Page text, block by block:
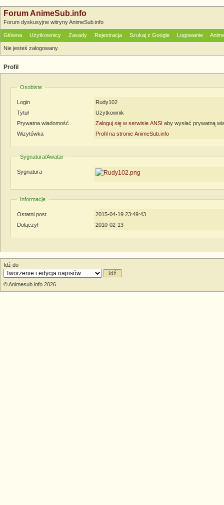
Forum AnimeSub.info
Forum dyskusyjne witryny AnimeSub.info
Główna Użytkownicy Zasady Rejestracja Szukaj z Google Logowanie
Nie jesteś zalogowany.
Profil
Osobiste
Login
Rudy102
Tytuł
Użytkownik
Prywatna wiadomość
Zaloguj się w serwisie ANSI aby wysłać prywatną
Wizytówka
Profil na stronie AnimeSub.info
Sygnatura/Awatar
Sygnatura
Informacje
Ostatni post
2015-04-19 23:49:43
Dołączył
2010-02-13
Idź do
© Animesub.info 2026